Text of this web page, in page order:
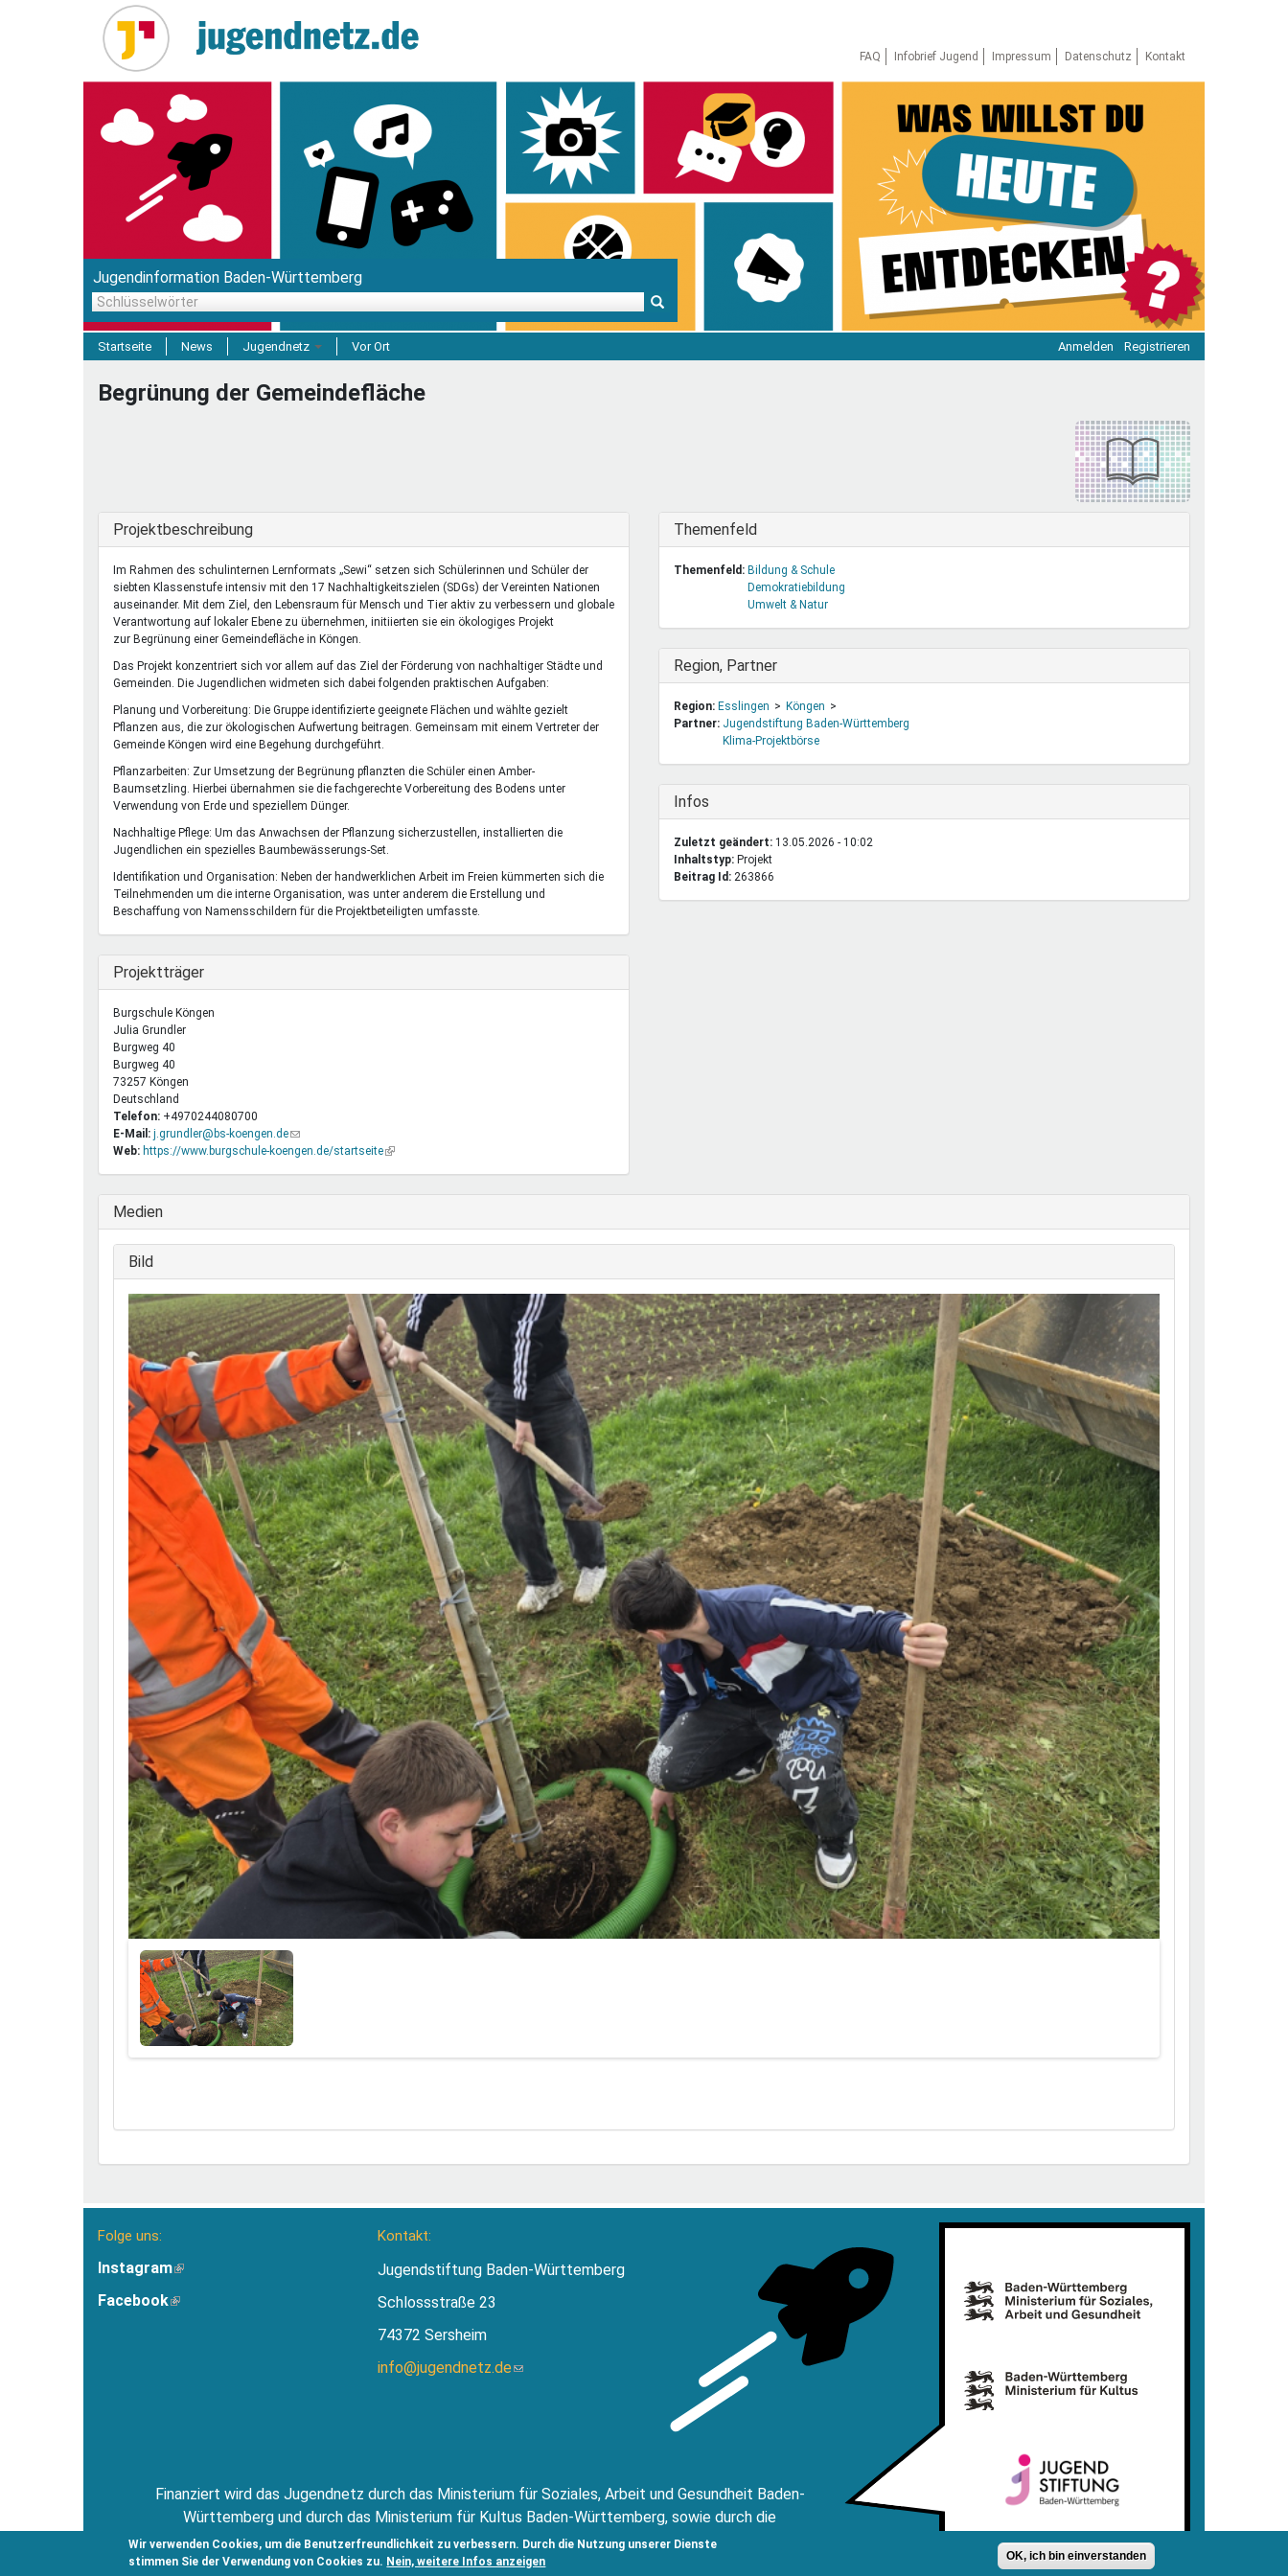
Wir verwenden Cookies, um die Benutzerfreundlichkeit zu verbessern. Durch die Nutzung unserer Dienste
stimmen Sie der Verwendung von Cookies zu. Nein, weitere Infos anzeigen OK, ich bin einverstanden
FAQ
Infobrief Jugend Impressum Datenschutz Kontakt
Jugendinformation Baden-Württemberg
Schlüsselwörter
Startseite News Jugendnetz
Projektfinanzierung
Jugendstiftung BW
Schülermentoren-Programme
Junge Seiten
Traumberufe
REspect! im Netz
Jugendagentur
Vor Ort Anmelden Registrieren
Begrünung der Gemeindefläche
Ausblenden
Projektbeschreibung
Im Rahmen des schulinternen Lernformats „Sewi“ setzen sich Schülerinnen und Schüler der
siebten Klassenstufe intensiv mit den 17 Nachhaltigkeitszielen (SDGs) der Vereinten Nationen
auseinander. Mit dem Ziel, den Lebensraum für Mensch und Tier aktiv zu verbessern und globale
Verantwortung auf lokaler Ebene zu übernehmen, initiierten sie ein ökologiges Projekt
zur Begrünung einer Gemeindefläche in Köngen.
Das Projekt konzentriert sich vor allem auf das Ziel der Förderung von nachhaltiger Städte und
Gemeinden. Die Jugendlichen widmeten sich dabei folgenden praktischen Aufgaben:
Planung und Vorbereitung: Die Gruppe identifizierte geeignete Flächen und wählte gezielt
Pflanzen aus, die zur ökologischen Aufwertung beitragen. Gemeinsam mit einem Vertreter der
Gemeinde Köngen wird eine Begehung durchgeführt.
Pflanzarbeiten: Zur Umsetzung der Begrünung pflanzten die Schüler einen Amber-
Baumsetzling. Hierbei übernahmen sie die fachgerechte Vorbereitung des Bodens unter
Verwendung von Erde und speziellem Dünger.
Nachhaltige Pflege: Um das Anwachsen der Pflanzung sicherzustellen, installierten die
Jugendlichen ein spezielles Baumbewässerungs-Set.
Identifikation und Organisation: Neben der handwerklichen Arbeit im Freien kümmerten sich die
Teilnehmenden um die interne Organisation, was unter anderem die Erstellung und
Beschaffung von Namensschildern für die Projektbeteiligten umfasste.
Ausblenden
Projektträger
Burgschule Köngen
Julia Grundler
Burgweg 40
Burgweg 40
73257 Köngen
Deutschland
Telefon: +4970244080700
E-Mail: j.grundler@bs-koengen.de(Link
sendet
Web: https://www.burgschule-koengen.de/startseite(Link
Ausblenden
Themenfeld
Themenfeld: Bildung & Schule
Demokratiebildung
Umwelt & Natur
Ausblenden
Region, Partner
Region: Esslingen
Köngen
Partner: Jugendstiftung Baden-Württemberg
Klima-Projektbörse
Ausblenden
Infos
Zuletzt geändert: 13.05.2026 - 10:02
Inhaltstyp:
projekt
Beitrag Id: 263866
Ausblenden
Medien
Ausblenden
Bild
Folge uns:
Instagram(Link
extern)
Facebook(Link
Kontakt:
Jugendstiftung Baden-Württemberg
Schlossstraße 23
74372 Sersheim
info@jugendnetz.de(Link
Finanziert wird das Jugendnetz durch das Ministerium für Soziales, Arbeit und Gesundheit Baden-
Württemberg und durch das Ministerium für Kultus Baden-Württemberg, sowie durch die
Jugendstiftung Baden Württemberg.